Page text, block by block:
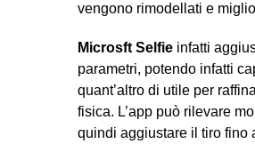
vengono rimodellati e
Microsft Selfie infatti
parametri, potendo infatti
quant’altro di utile per
fisica. L’app può rilevare
quindi aggiustare il tiro fino